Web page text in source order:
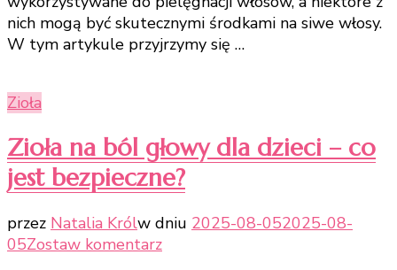
metody
na
opóźnienie
nich mogą być skutecznymi środkami na siwe włosy.
W tym artykule przyjrzymy się …
Zioła
Zioła na ból głowy dla dzieci – co
jest bezpieczne?
przez Natalia Królw dniu 2025-08-052025-08-
05Zostaw komentarzdo